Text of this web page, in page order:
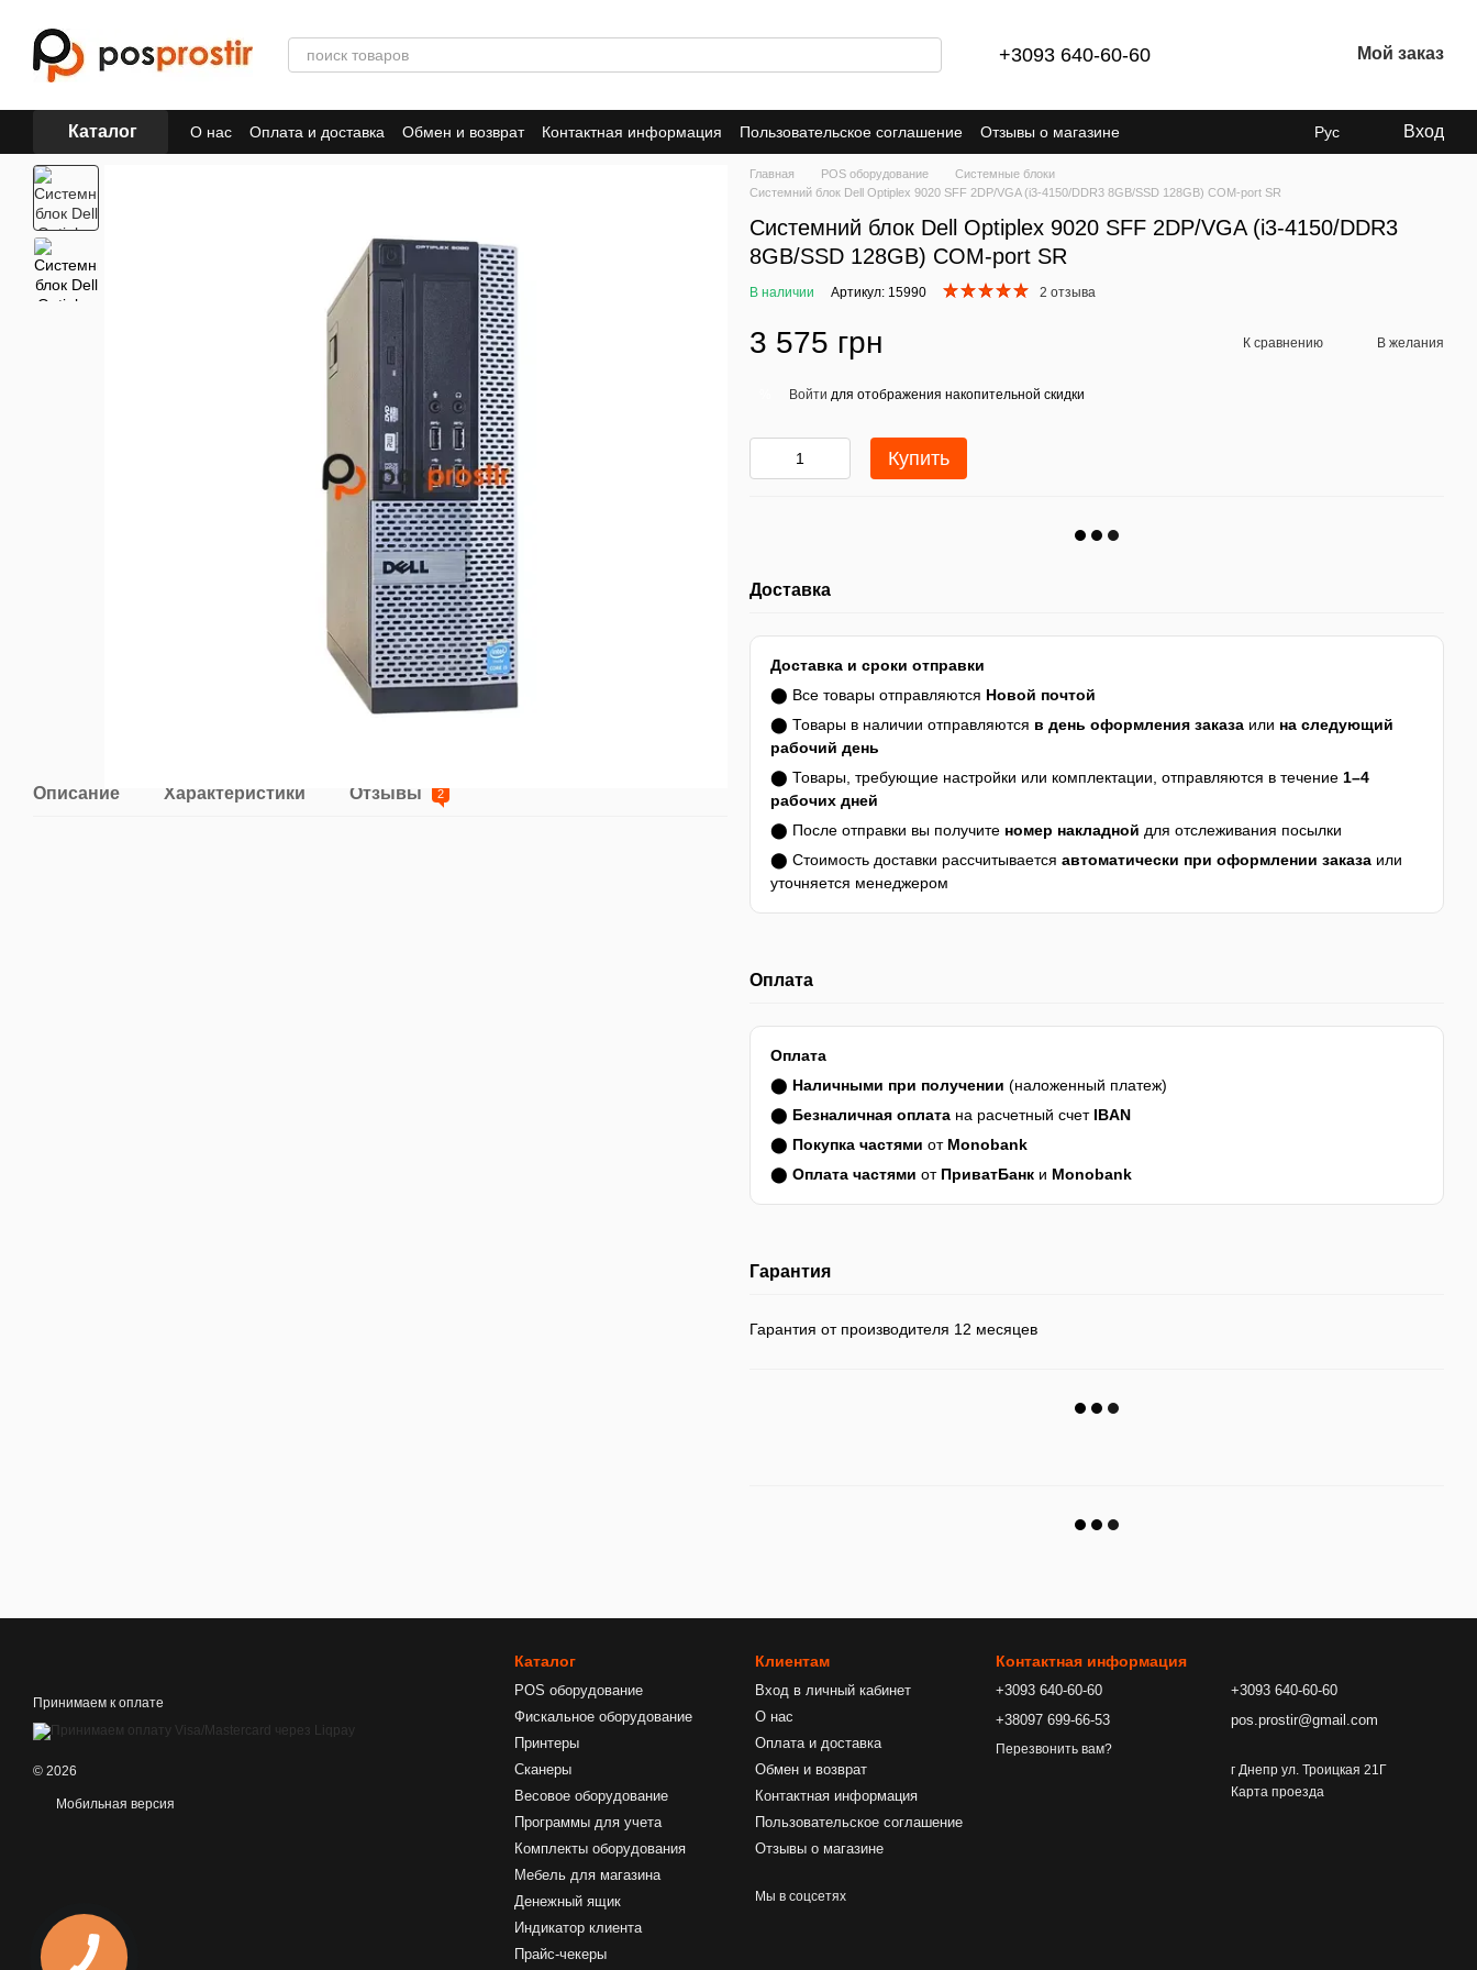
+3093 640-60-60 Мой заказ
Каталог О нас Оплата и доставка Обмен и возврат Контактная информация Пользовательское соглашение Отзывы о магазине Рус Вход
Описание Характеристики Отзывы 2
Главная POS оборудование
Системные блоки
Системний блок Dell Optiplex 9020 SFF 2DP/VGA (i3-4150/DDR3 8GB/SSD 128GB) COM-port SR
Системний блок Dell Optiplex 9020 SFF 2DP/VGA (i3-4150/DDR3
8GB/SSD 128GB) COM-port SR
В наличии Артикул: 15990 2 отзыва
3 575 грн К сравнению В желания
Войти для отображения накопительной скидки
Купить
Доставка
Доставка и сроки отправки
⬤ Все товары отправляются Новой почтой
⬤ Товары в наличии отправляются в день оформления заказа или на следующий
рабочий день
⬤ Товары, требующие настройки или комплектации, отправляются в течение 1–4
рабочих дней
⬤ После отправки вы получите номер накладной для отслеживания посылки
⬤ Стоимость доставки рассчитывается автоматически при оформлении заказа или
уточняется менеджером
Оплата
Оплата
⬤ Наличными при получении (наложенный платеж)
⬤ Безналичная оплата на расчетный счет IBAN
⬤ Покупка частями от Monobank
⬤ Оплата частями от ПриватБанк и Monobank
Гарантия
Гарантия от производителя 12 месяцев
Принимаем к оплате
© 2026
Мобильная версия
Каталог
POS оборудование
Фискальное оборудование
Принтеры
Сканеры
Весовое оборудование
Программы для учета
Комплекты оборудования
Мебель для магазина
Денежный ящик
Индикатор клиента
Прайс-чекеры
Клиентам
Вход в личный кабинет
О нас
Оплата и доставка
Обмен и возврат
Контактная информация
Пользовательское соглашение
Отзывы о магазине
Мы в соцсетях
Контактная информация
+3093 640-60-60
+38097 699-66-53
Перезвонить вам?
+3093 640-60-60
pos.prostir@gmail.com
г Днепр ул. Троицкая 21Г
Карта проезда